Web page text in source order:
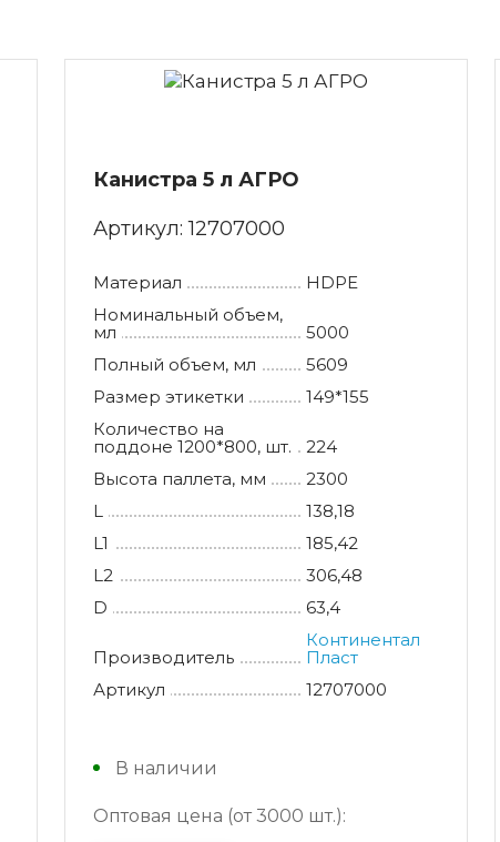
Мусорные контейнеры 770 литров
Облегченные поддоны
Канистра 5 л АГРО
Артикул:12707000
Материал
HDPE
Номинальный объем,
мл
5000
Полный объем, мл
5609
Размер этикетки
149*155
Количество на
поддоне 1200*800, шт.
224
Высота паллета, мм
2300
L
138,18
L1
185,42
L2
306,48
D
63,4
Производитель
Континентал
Пласт
Артикул
12707000
В наличии
Оптовая цена (от 3000 шт.):